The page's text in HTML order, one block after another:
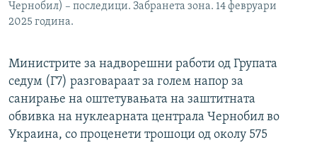
Чернобил) – последици. Забранета зона. 14 февруари
2025 година.
Министрите за надворешни работи од Групата
седум (Г7) разговараат за голем напор за
санирање на оштетувањата на заштитната
обвивка на нуклеарната централа Чернобил во
Украина, со проценети трошоци од околу 575